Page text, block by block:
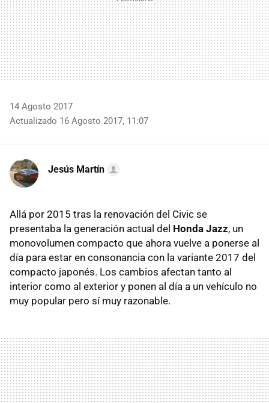
14 Agosto 2017
Actualizado 16 Agosto 2017, 11:07
Jesús Martín
Allá por 2015 tras la renovación del Civic se
presentaba la generación actual del Honda Jazz, un
monovolumen compacto que ahora vuelve a ponerse al
día para estar en consonancia con la variante 2017 del
compacto japonés. Los cambios afectan tanto al
interior como al exterior y ponen al día a un vehículo no
muy popular pero sí muy razonable.